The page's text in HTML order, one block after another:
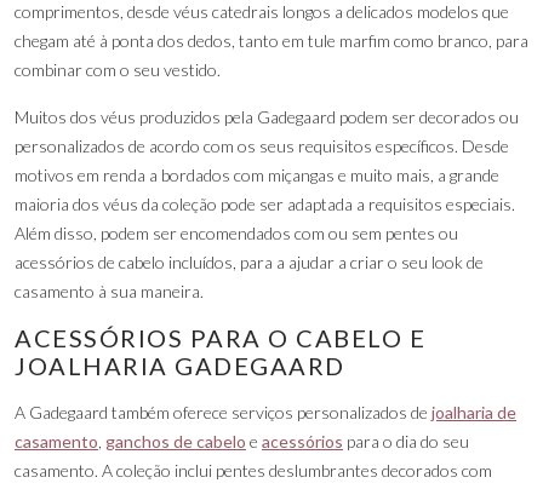
comprimentos, desde véus catedrais longos a delicados modelos que
chegam até à ponta dos dedos, tanto em tule marfim como branco, para
combinar com o seu vestido.
Muitos dos véus produzidos pela Gadegaard podem ser decorados ou
personalizados de acordo com os seus requisitos específicos. Desde
motivos em renda a bordados com miçangas e muito mais, a grande
maioria dos véus da coleção pode ser adaptada a requisitos especiais.
Além disso, podem ser encomendados com ou sem pentes ou
acessórios de cabelo incluídos, para a ajudar a criar o seu look de
casamento à sua maneira.
ACESSÓRIOS PARA O CABELO E
JOALHARIA GADEGAARD
A Gadegaard também oferece serviços personalizados de joalharia de
casamento ganchos de cabelo e acessórios para o dia do seu
casamento. A coleção inclui pentes deslumbrantes decorados com